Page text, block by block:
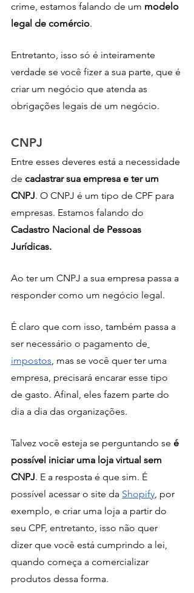
crime, estamos falando de um modelo
legal de comércio.
Entretanto, isso só é inteiramente
verdade se você fizer a sua parte, que é
criar um negócio que atenda as
obrigações legais de um negócio.
CNPJ
Entre esses deveres está a necessidade
de cadastrar sua empresa e ter um
CNPJ. O CNPJ é um tipo de CPF para
empresas. Estamos falando do
Cadastro Nacional de Pessoas
Jurídicas.
Ao ter um CNPJ a sua empresa passa a
responder como um negócio legal.
É claro que com isso, também passa a
ser necessário o pagamento de
impostos, mas se você quer ter uma
empresa, precisará encarar esse tipo
de gasto. Afinal, eles fazem parte do
dia a dia das organizações.
Talvez você esteja se perguntando se é
possível iniciar uma loja virtual sem
CNPJ. E a resposta é que sim. É
possível acessar o site da Shopify, por
exemplo, e criar uma loja a partir do
seu CPF, entretanto, isso não quer
dizer que você está cumprindo a lei,
quando começa a comercializar
produtos dessa forma.